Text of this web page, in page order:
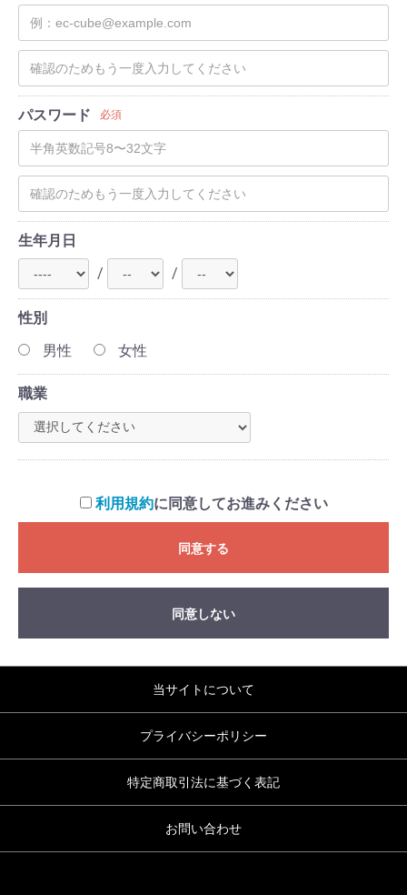
パスワード 必須
生年月日
/
/
性別
男性
女性
職業
利用規約に同意してお進みください
同意する
同意しない
当サイトについて
プライバシーポリシー
特定商取引法に基づく表記
お問い合わせ